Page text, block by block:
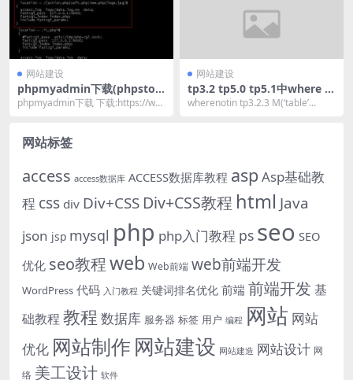
网站建设
phpmyadmin下载(phpstor
m中文正版多少钱)
phpmyadmin下载 下载:https://ww
网站建设
tp3.2 tp5.0 tp5.1中where n
ot in 写法
wherenotin tp3.2.3 M(‘table’...
网站标签
access access数据库 ACCESS数据库教程 asp Asp基础教
程 css div Div+CSS Div+CSS教程 html Java
json jsp mysql php php入门教程 ps seo SEO
优化 seo教程web Web前端 web前端开发
WordPress 代码 入门教程 关键词排名优化 前端 前端开发 基
础教程 教程 数据库 服务器 标签 用户 编程 网站 网站
优化 网站制作 网站建设 网站建造 网站设计 网
络 美工设计 软件